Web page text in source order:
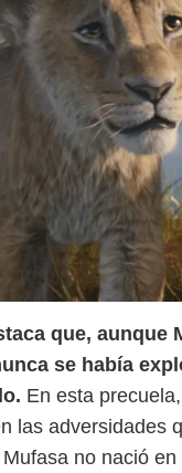
que, aunque
se había
En esta
las adversidades
no nació